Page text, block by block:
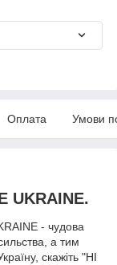
Оплата Умови
UKRAINE.
- чудова
а тим
скажіть "НІ